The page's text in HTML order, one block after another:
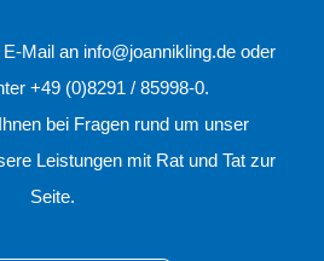
Mail an info@joannikling.de oder
+49 (0)8291 / 85998-0.
bei Fragen rund um unser
Leistungen mit Rat und Tat zur
Seite.